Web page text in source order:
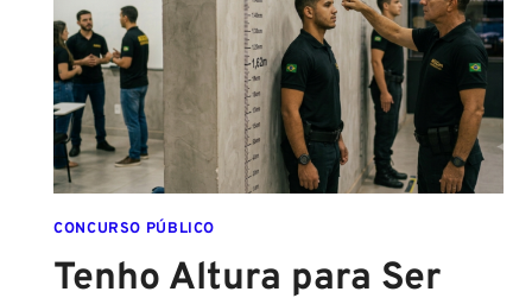
FINAL
DESTE
ANO!
CONCURSO PÚBLICO
Tenho Altura para Ser